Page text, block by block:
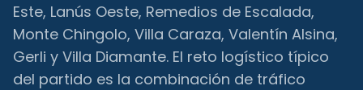
Este, Lanús Oeste, Remedios de Escalada,
Monte Chingolo, Villa Caraza, Valentín Alsina,
Gerli y Villa Diamante. El reto logístico típico
del partido es la combinación de tráfico